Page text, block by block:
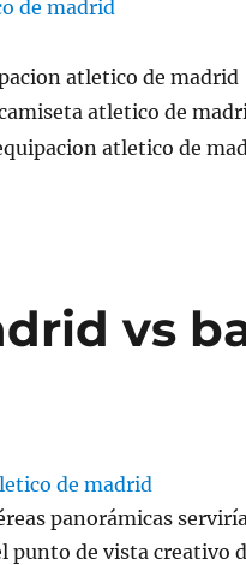
vs
panorámicas
punto de vista creativo